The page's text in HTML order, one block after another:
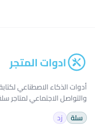
أدوات الذكاء الاصطناعي
والتواصل الاجتماعي لمتاجر
سلة
زد